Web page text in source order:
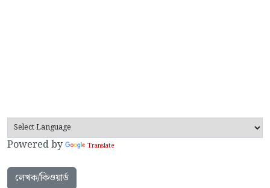
Powered by Translate
লেখক/কিওয়ার্ড